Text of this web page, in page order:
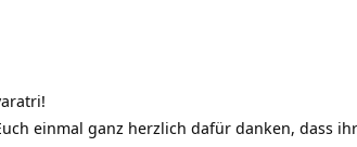
einmal ganz herzlich dafür danken, dass